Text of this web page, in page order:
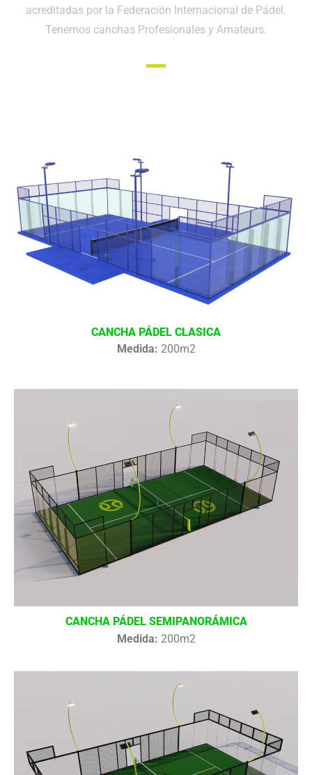
acreditadas por la Federación Internacional de Pádel.
Tenemos canchas Profesionales y Amateurs.
CANCHA PÁDEL CLASICA
Medida: 200m2
CANCHA PÁDEL SEMIPANORÁMICA
Medida: 200m2